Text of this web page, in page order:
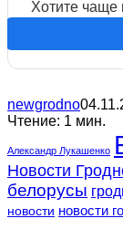
Хотите чаще
newgrodno
Чтение: 1 мин.
Александр Лукашенко
Новости
белорусы
новости новости